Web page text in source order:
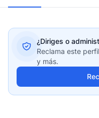
¿Diriges o
Reclama este
y más.